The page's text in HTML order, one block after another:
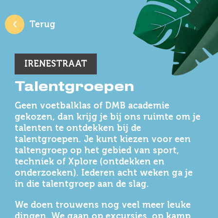
Terug
Terug
Talentgroepen
IRENESTRAAT
Geen voetbalklas of DMB academie
gekozen, dan krijg je bij ons ruimte om je
talenten te ontdekken bij de
talentgroepen. Je kunt kiezen voor een
taltengroep op het gebied van sport,
techniek of Xplore (ontdekken en
onderzoeken). Iederen acht weken ga je
in die talentgroep aan de slag.
We doen trouwens nog veel meer leuke